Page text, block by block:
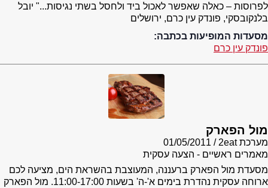
לפרוסות – כאלה שאפשר לאכול ביד ולחסל בשתי נגיסות..." יובל
בלנקובסקי, פונדק עין כרם, ירושלים
מסעדות המופיעות בכתבה:
פונדק עין כרם
מול הפארק
מערכת 2eat
01/05/2011
מאמרים ראשיים - הצעה עסקית
מסעדת מול הפארק ברעננה, המעוצבת בהשראת הים, מציעה לכם
ארוחה עסקית נהדרת בימים א'-ה' בשעות 11:00-17:00. מול הפארק